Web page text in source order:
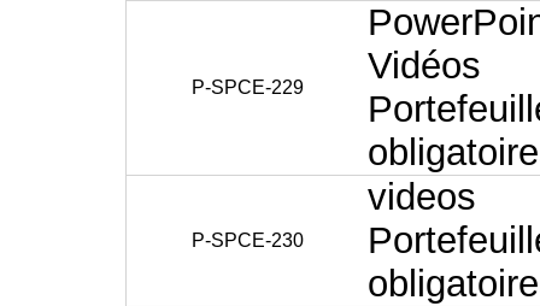
P-SPCE-229
Vidéos
P-SPCE-230
videos